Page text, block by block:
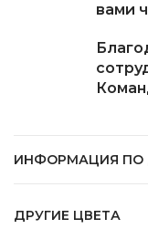
вами
ИНФОРМАЦИЯ ПО
ДРУГИЕ ЦВЕТА